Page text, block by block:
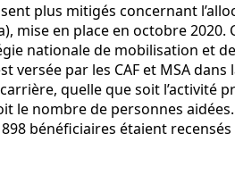
plus mitigés concernant
mise en place en octobre 2020.
nationale de mobilisation et
versée par les CAF et MSA
quelle que soit l’activité
le nombre de personnes
bénéficiaires étaient